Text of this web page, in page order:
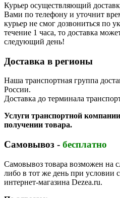
Курьер осуществляющий
Вами по телефону и уточнит
курьер не смог дозвониться по
течение 1 часа, то доставка
следующий день!
Доставка в регионы
Наша транспортная группа
России.
Доставка до терминала
Услуги транспортной
получении товара.
Самовывоз - бесплатно
Самовывоз товара возможен на
либо в тот же день при условии
интернет-магазина Dezea.ru.